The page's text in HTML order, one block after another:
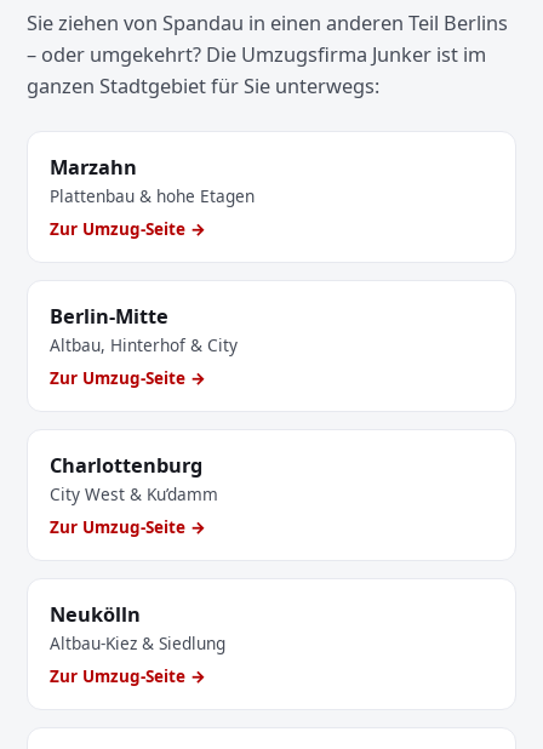
Sie ziehen von Spandau in einen anderen Teil Berlins
– oder umgekehrt? Die Umzugsfirma Junker ist im
ganzen Stadtgebiet für Sie unterwegs:
Marzahn
Plattenbau & hohe Etagen
Zur Umzug-Seite →
Berlin-Mitte
Altbau, Hinterhof & City
Zur Umzug-Seite →
Charlottenburg
City West & Ku’damm
Zur Umzug-Seite →
Neukölln
Altbau-Kiez & Siedlung
Zur Umzug-Seite →